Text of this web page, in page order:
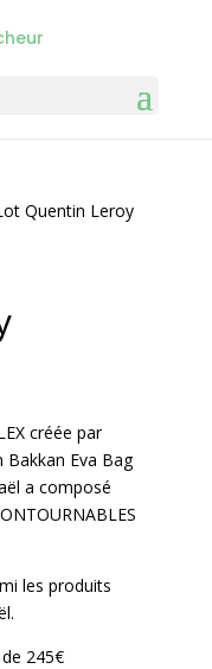
Quentin Leroy
créée par
Bakkan Eva Bag
a composé
les produits
245€